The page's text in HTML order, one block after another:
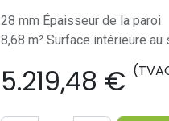
28 mm Épaisseur de la paroi
8,68 m² Surface intérieure au
5.219,48 €